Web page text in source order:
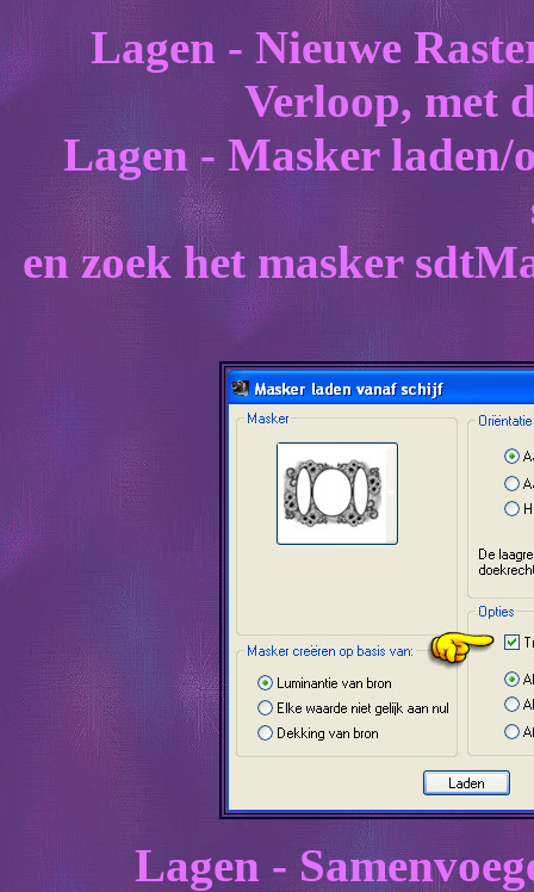
Lagen - Nieuwe
Verloop, met
Lagen - Masker laden/
en zoek het masker
Lagen -